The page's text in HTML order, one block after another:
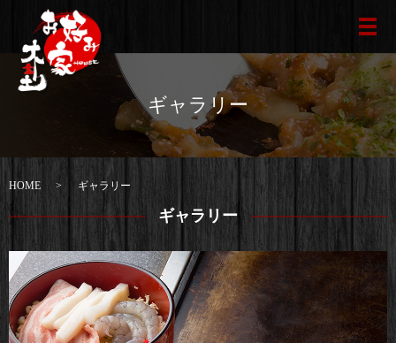
メ
ギャラリー
HOME ギャラリー
ギャラリー